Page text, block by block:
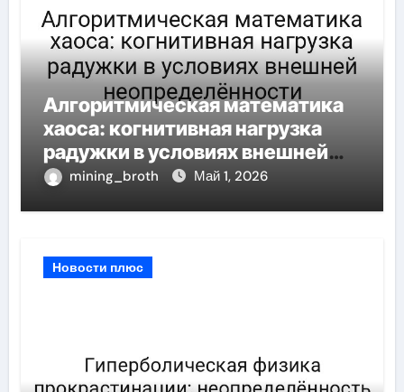
Алгоритмическая математика
хаоса: когнитивная нагрузка
радужки в условиях внешней
неопределённости
mining_broth Май 1, 2026
Новости плюс